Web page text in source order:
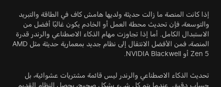
إذا كانت المنصة ما زالت حديثة ولديها هامش كاف في الطاقة والتبريد
والتوسعة، فإن تحديث محطة العمل أو الخادم يكون غالبًا أفضل من
الاستبدال الكامل. أما إذا تجاوزت مهام الذكاء الاصطناعي والرندر قدرة
المنصة، فمن الأفضل الانتقال إلى نظام جديد بمعمارية حديثة مثل AMD
Zen 5 أو NVIDIA Blackwell.
تحديث الذكاء الاصطناعي والرندر ليس قائمة مشتريات عشوائية، بل
حساب دقيق. عندما يتم كل شيء بشكل صحيح، يحصل النظام القديم